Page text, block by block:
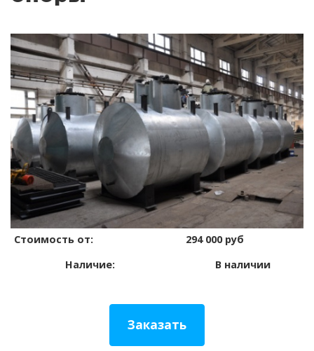
Стоимость от:
294 000 руб
Наличие:
В наличии
Заказать